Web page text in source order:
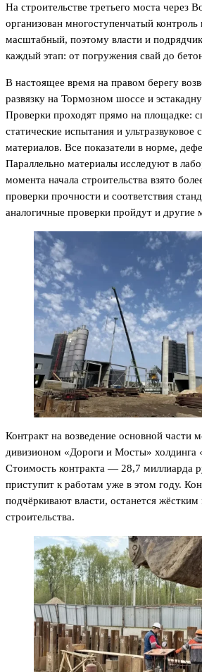
На строительстве третьего моста через
организован многоступенчатый контроль
масштабный, поэтому власти и
каждый этап: от погружения свай до
В настоящее время на правом берегу
развязку на Тормозном шоссе и
Проверки проходят прямо на площадке:
статические испытания и ультразвуковое
материалов. Все показатели в норме,
Параллельно материалы исследуют в
момента начала строительства взято
проверки прочности и соответствия
аналогичные проверки пройдут и другие
Контракт на возведение основной части
дивизионом «Дороги и Мосты» холдинга
Стоимость контракта — 28,7 миллиарда
приступит к работам уже в этом году.
подчёркивают власти, останется жёстким
строительства.